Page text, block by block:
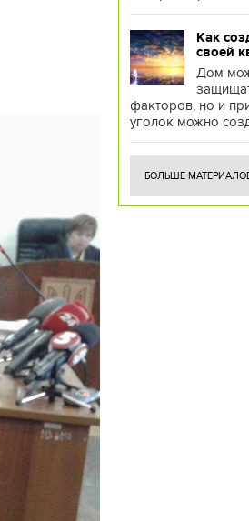
Как
своей
Дом
факторов, но и
уголок можно
БОЛЬШЕ